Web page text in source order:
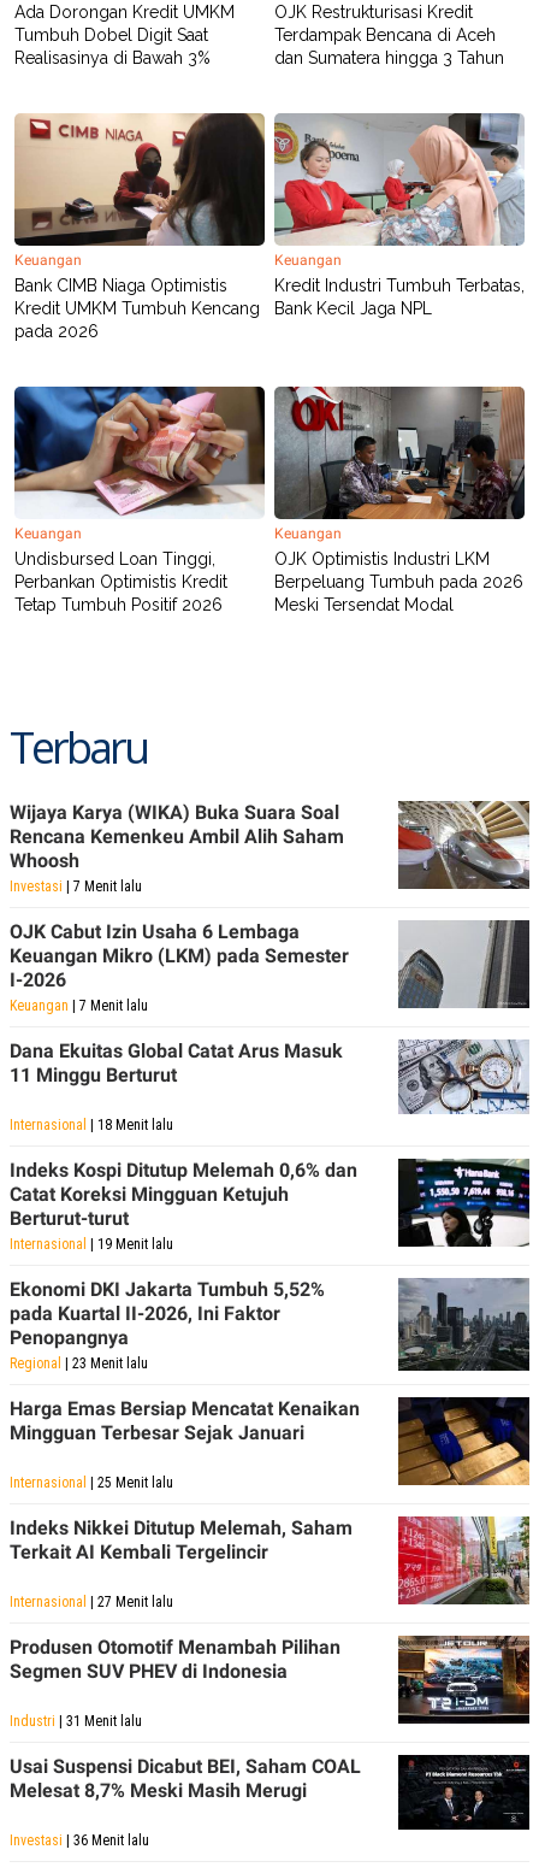
Ada Dorongan Kredit UMKM
Tumbuh Dobel Digit Saat
Realisasinya di Bawah 3%
OJK Restrukturisasi Kredit
Terdampak Bencana di Aceh
dan Sumatera hingga 3 Tahun
Keuangan
Bank CIMB Niaga Optimistis
Kredit UMKM Tumbuh Kencang
pada 2026
Keuangan
Kredit Industri Tumbuh Terbatas,
Bank Kecil Jaga NPL
Keuangan
Undisbursed Loan Tinggi,
Perbankan Optimistis Kredit
Tetap Tumbuh Positif 2026
Keuangan
OJK Optimistis Industri LKM
Berpeluang Tumbuh pada 2026
Meski Tersendat Modal
Terbaru
Wijaya Karya (WIKA) Buka Suara Soal
Rencana Kemenkeu Ambil Alih Saham
Whoosh
Investasi | 7 Menit lalu
OJK Cabut Izin Usaha 6 Lembaga
Keuangan Mikro (LKM) pada Semester
I-2026
Keuangan | 7 Menit lalu
Dana Ekuitas Global Catat Arus Masuk
11 Minggu Berturut
Internasional | 18 Menit lalu
Indeks Kospi Ditutup Melemah 0,6% dan
Catat Koreksi Mingguan Ketujuh
Berturut-turut
Internasional | 19 Menit lalu
Ekonomi DKI Jakarta Tumbuh 5,52%
pada Kuartal II-2026, Ini Faktor
Penopangnya
Regional | 23 Menit lalu
Harga Emas Bersiap Mencatat Kenaikan
Mingguan Terbesar Sejak Januari
Internasional | 25 Menit lalu
Indeks Nikkei Ditutup Melemah, Saham
Terkait AI Kembali Tergelincir
Internasional | 27 Menit lalu
Produsen Otomotif Menambah Pilihan
Segmen SUV PHEV di Indonesia
Industri | 31 Menit lalu
Usai Suspensi Dicabut BEI, Saham COAL
Melesat 8,7% Meski Masih Merugi
Investasi | 36 Menit lalu